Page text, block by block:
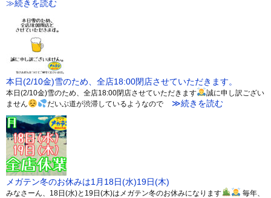
≫続きを読む
本日(2/10金)雪のため、全店18:00閉店させていただきます。
本日(2/10金)雪のため、全店18:00閉店させていただきます
誠に申し訳ござい
ません
だいぶ道が渋滞しているようなので≫続きを読む
メガテン冬のお休みは1月18日(水)19日(木)
みなさーん、18日(水)と19日(木)はメガテン冬のお休みになります
毎年、